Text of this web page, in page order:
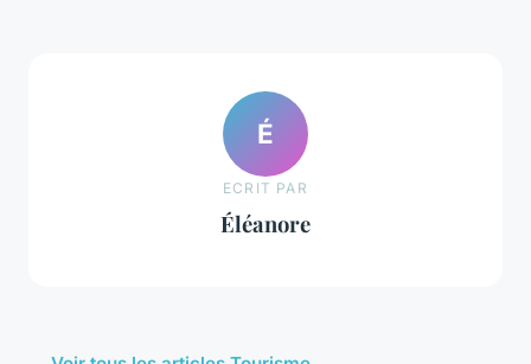
É
ECRIT PAR
Éléanore